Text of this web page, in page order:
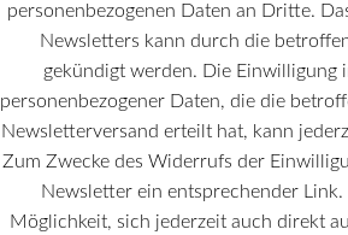
personenbezogenen Daten an Dritte.
Newsletters kann durch die
gekündigt werden. Die Einwilligung
personenbezogener Daten, die die
Newsletterversand erteilt hat, kann
Zum Zwecke des Widerrufs der
Newsletter ein entsprechender
Möglichkeit, sich jederzeit auch direkt